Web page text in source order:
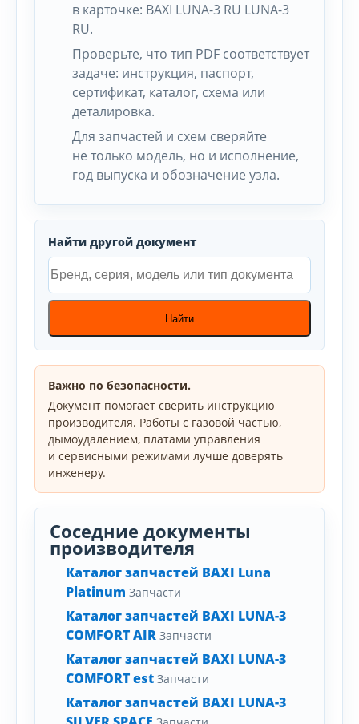
в карточке: BAXI LUNA-3 RU LUNA-3
RU.
Проверьте, что тип PDF соответствует
задаче: инструкция, паспорт,
сертификат, каталог, схема или
деталировка.
Для запчастей и схем сверяйте
не только модель, но и исполнение,
год выпуска и обозначение узла.
Найти другой документ
Найти
Важно по безопасности.
Документ помогает сверить инструкцию
производителя. Работы с газовой частью,
дымоудалением, платами управления
и сервисными режимами лучше доверять
инженеру.
Соседние документы
производителя
Каталог запчастей BAXI Luna
Platinum Запчасти
Каталог запчастей BAXI LUNA-3
COMFORT AIR Запчасти
Каталог запчастей BAXI LUNA-3
COMFORT est Запчасти
Каталог запчастей BAXI LUNA-3